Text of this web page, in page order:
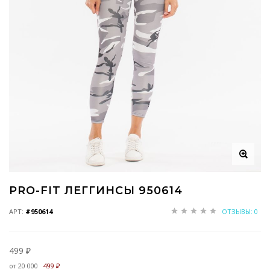
PRO-FIT ЛЕГГИНСЫ 950614
АРТ: #950614 ОТЗЫВЫ: 0
499 ₽
от 20 000 499 ₽